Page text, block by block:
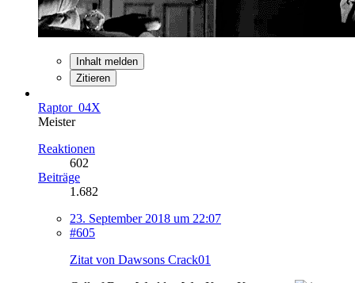
Inhalt melden
Zitieren
Raptor_04X
Meister
Reaktionen
602
Beiträge
1.682
23. September 2018 um 22:07
#605
Zitat von Dawsons Crack01